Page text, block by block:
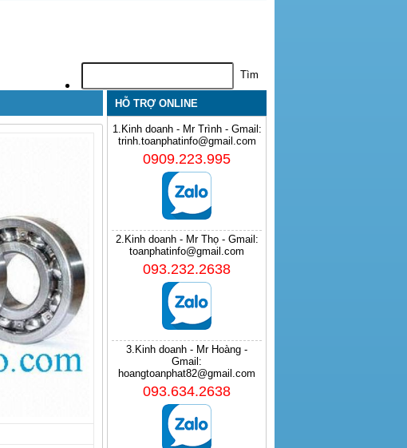
HỖ TRỢ ONLINE
1.Kinh doanh - Mr Trình - Gmail:
trinh.toanphatinfo@gmail.com
0909.223.995
2.Kinh doanh - Mr Thọ - Gmail:
toanphatinfo@gmail.com
093.232.2638
3.Kinh doanh - Mr Hoàng -
Gmail:
hoangtoanphat82@gmail.com
093.634.2638